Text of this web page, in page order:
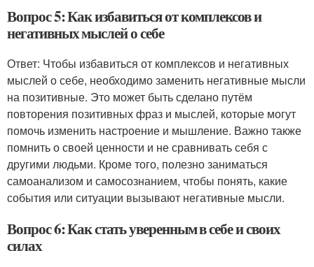
Вопрос 5: Как избавиться от комплексов и
негативных мыслей о себе
Ответ: Чтобы избавиться от комплексов и негативных
мыслей о себе, необходимо заменить негативные мысли
на позитивные. Это может быть сделано путём
повторения позитивных фраз и мыслей, которые могут
помочь изменить настроение и мышление. Важно также
помнить о своей ценности и не сравнивать себя с
другими людьми. Кроме того, полезно заниматься
самоанализом и самосознанием, чтобы понять, какие
события или ситуации вызывают негативные мысли.
Вопрос 6: Как стать уверенным в себе и своих
силах